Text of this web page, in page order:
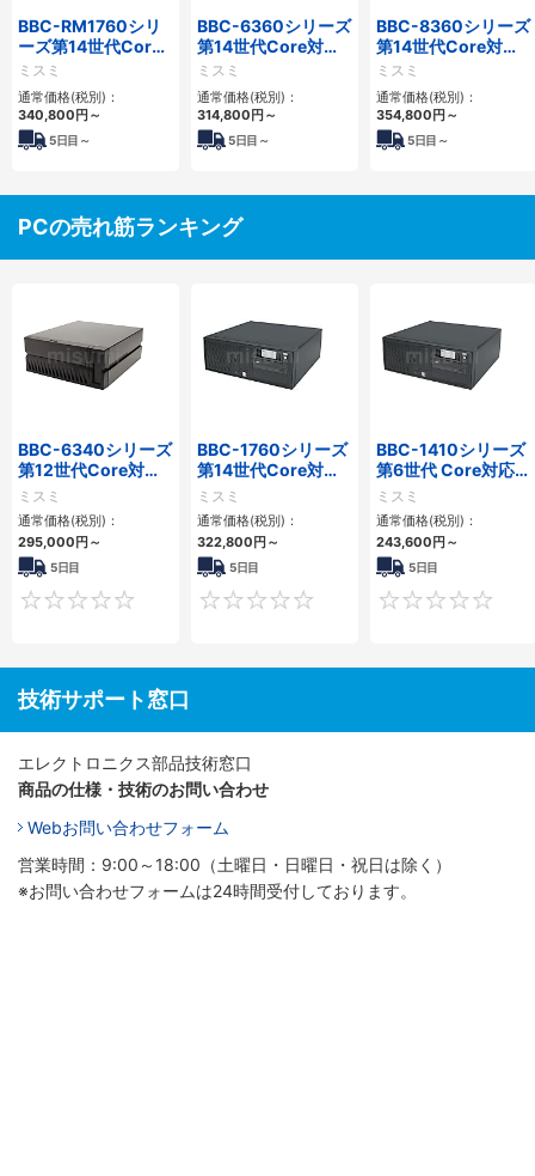
BBC-RM1760シリ
ーズ第14世代Core
対応ラックマウント
3PCIe
ミスミ
通常価格(税別)：
340,800円～
5日目～
BBC-6360シリーズ
第14世代Core対応
小型フロアマウント
2PCIe
ミスミ
通常価格(税別)：
314,800円～
5日目～
BBC-8360シリーズ
第14世代Core対応
フロアマウント
2PCIe
ミスミ
通常価格(税別)：
354,800円～
5日目～
PCの売れ筋ランキング
BBC-6340シリーズ
第12世代Core対応
小型フロアマウント
PC2PCI/2PCIe
ミスミ
通常価格(税別)：
295,000円～
5日目
0
BBC-1760シリーズ
第14世代Core対応
小型フロアマウント
3PCIe
ミスミ
通常価格(税別)：
322,800円～
5日目
0
BBC-1410シリーズ
第6世代 Core対応フ
ロアマウントFAPC
3PCI・3PCIe
ミスミ
通常価格(税別)：
243,600円～
5日目
技術サポート窓口
エレクトロニクス部品技術窓口
商品の仕様・技術のお問い合わせ
Webお問い合わせフォーム
営業時間：9:00～18:00（土曜日・日曜日・祝日は除く）
※お問い合わせフォームは24時間受付しております。